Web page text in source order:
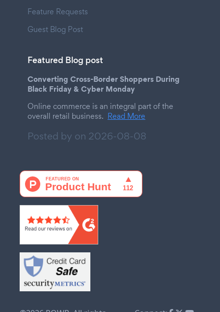
Feature Requests
Guest Blog Post
Featured Blog post
Converting Cross-Border Shoppers During
Black Friday & Cyber Monday
Online commerce is an integral part of the
overall retail business. Read More
Posted by on 2026-08-08